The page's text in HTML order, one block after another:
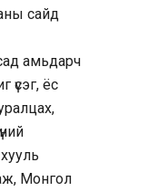
сайд
амьдарч
үсэг, ёс
Монгол